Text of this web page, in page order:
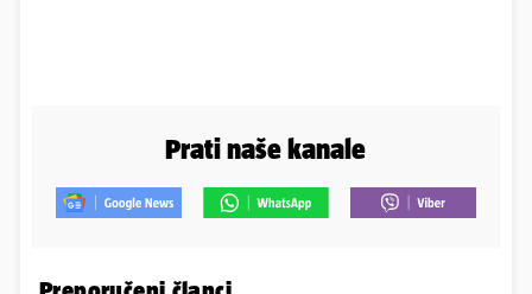
Prati naše kanale